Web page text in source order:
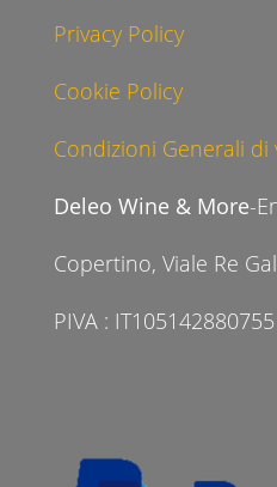
Privacy Policy
Cookie Policy
Condizioni Generali di
Deleo Wine & More-
Copertino, Viale Re
PIVA : IT105142880755